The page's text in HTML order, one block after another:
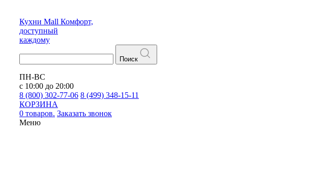
Кухни Mall Комфорт,
доступный
каждому
Поиск
ПН-ВС
с 10:00 до 20:00
8 (800) 302-77-06 8 (499) 348-15-11
КОРЗИНА
0 товаров. Заказать звонок
Меню